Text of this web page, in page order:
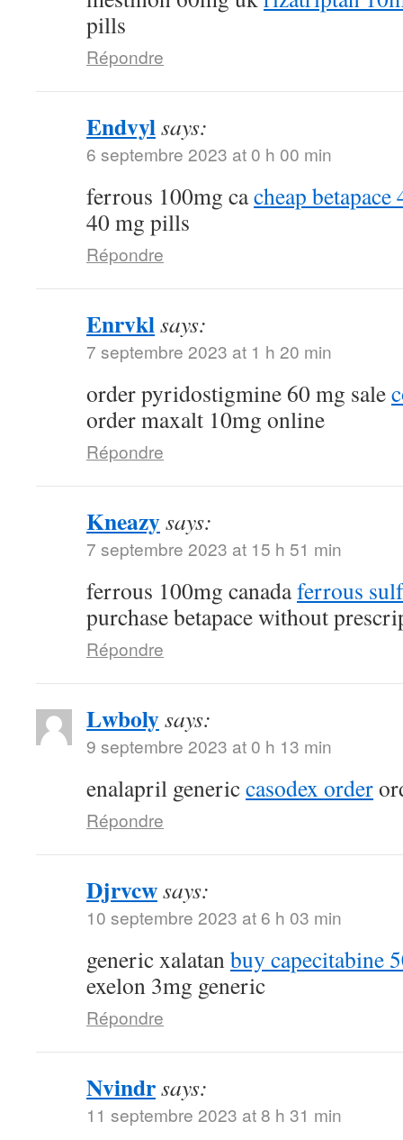
pills
Répondre
Endvylsays:
6 septembre 2023 at 0 h 00 min
ferrous 100mg cacheap betapace
40 mg pills
Répondre
Enrvklsays:
7 septembre 2023 at 1 h 20 min
order pyridostigmine 60 mg sale
order maxalt 10mg online
Répondre
Kneazysays:
7 septembre 2023 at 15 h 51 min
ferrous 100mg canadaferrous
purchase betapace without
Répondre
Lwbolysays:
9 septembre 2023 at 0 h 13 min
enalapril genericcasodex order
Répondre
Djrvcwsays:
10 septembre 2023 at 6 h 03 min
generic xalatanbuy capecitabine
exelon 3mg generic
Répondre
Nvindrsays:
11 septembre 2023 at 8 h 31 min